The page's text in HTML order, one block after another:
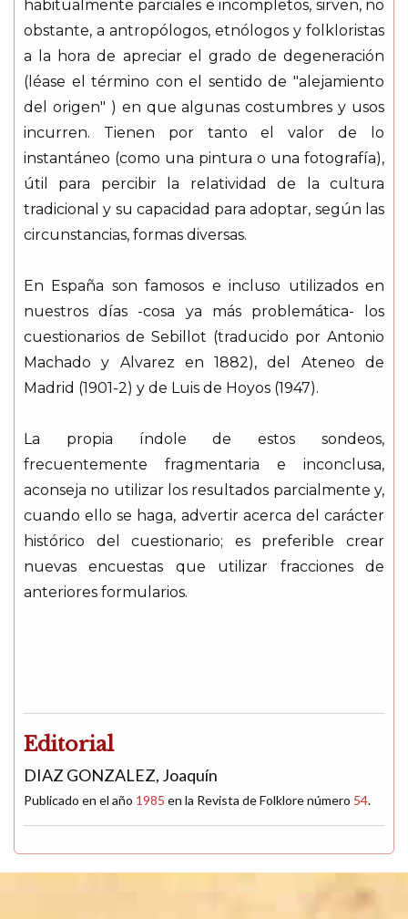
habitualmente parciales e incompletos, sirven, no
obstante, a antropólogos, etnólogos y folkloristas
a la hora de apreciar el grado de degeneración
(léase el término con el sentido de "alejamiento
del origen" ) en que algunas costumbres y usos
incurren. Tienen por tanto el valor de lo
instantáneo (como una pintura o una fotografía),
útil para percibir la relatividad de la cultura
tradicional y su capacidad para adoptar, según las
circunstancias, formas diversas.
En España son famosos e incluso utilizados en
nuestros días -cosa ya más problemática- los
cuestionarios de Sebillot (traducido por Antonio
Machado y Alvarez en 1882), del Ateneo de
Madrid (1901-2) y de Luis de Hoyos (1947).
La propia índole de estos sondeos,
frecuentemente fragmentaria e inconclusa,
aconseja no utilizar los resultados parcialmente y,
cuando ello se haga, advertir acerca del carácter
histórico del cuestionario; es preferible crear
nuevas encuestas que utilizar fracciones de
anteriores formularios.
Editorial
DIAZ GONZALEZ, Joaquín
Publicado en el año 1985 en la Revista de Folklore número 54.